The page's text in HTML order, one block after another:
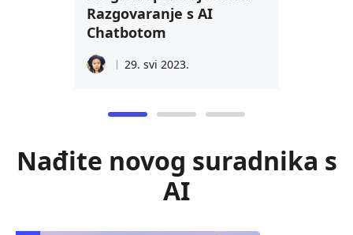
Razgovaranje s AI
Chatbotom
29. svi 2023.
Nađite novog suradnika s
AI